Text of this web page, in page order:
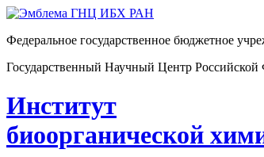
Федеральное государственное бюджетное
Государственный Научный Центр Российской
Институт
биоорганической